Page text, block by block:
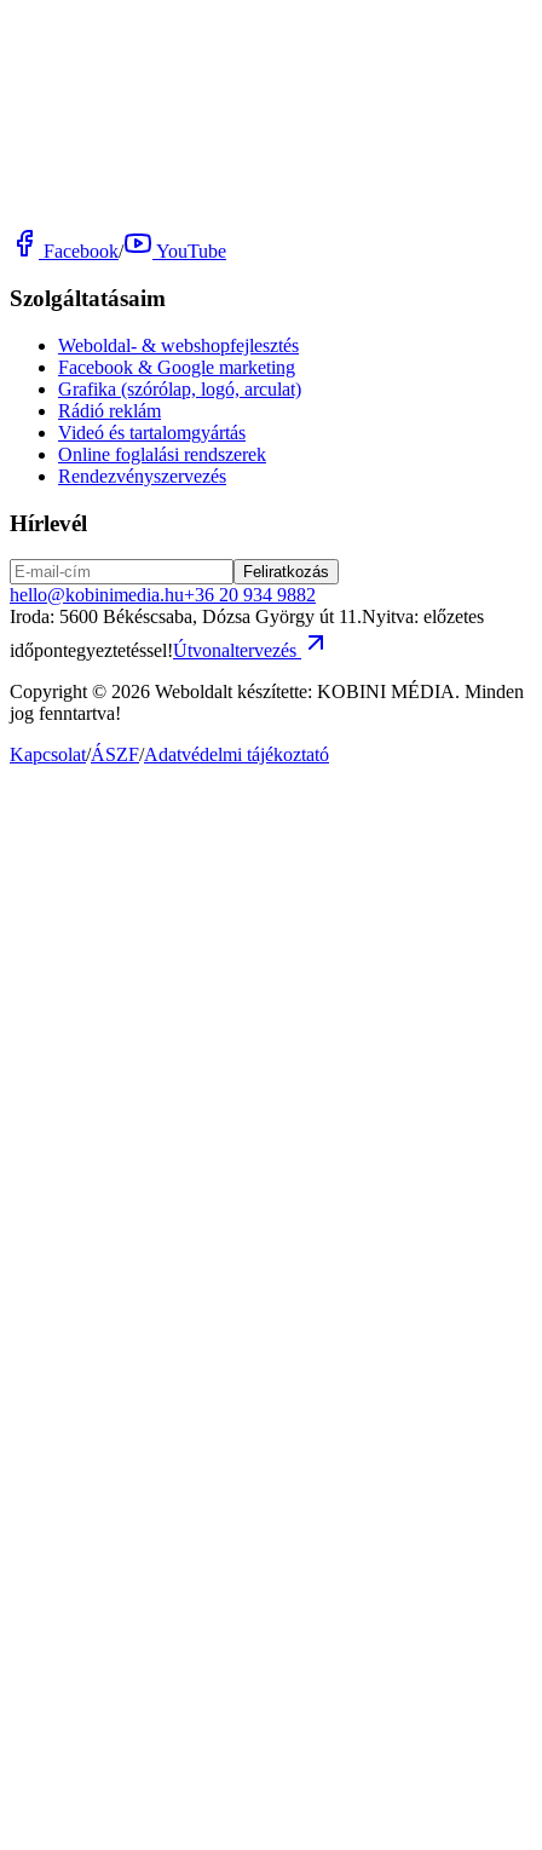
Facebook/ YouTube
Szolgáltatásaim
Weboldal- & webshopfejlesztés
Facebook & Google marketing
Grafika (szórólap, logó, arculat)
Rádió reklám
Videó és tartalomgyártás
Online foglalási rendszerek
Rendezvényszervezés
Hírlevél
Feliratkozás
hello@kobinimedia.hu+36 20 934 9882
Iroda: 5600 Békéscsaba, Dózsa György út 11.Nyitva: előzetes
időpontegyeztetéssel!Útvonaltervezés
Copyright © 2026 Weboldalt készítette: KOBINI MÉDIA. Minden
jog fenntartva!
Kapcsolat/ÁSZF/Adatvédelmi tájékoztató